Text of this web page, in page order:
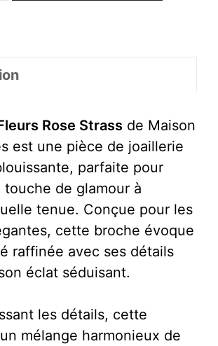
Rose
Rose Strass de Maison
est une pièce de joaillerie
parfaite pour
de glamour à
tenue. Conçue pour les
cette broche évoque
raffinée avec ses détails
éclat séduisant.
les détails, cette
mélange harmonieux de